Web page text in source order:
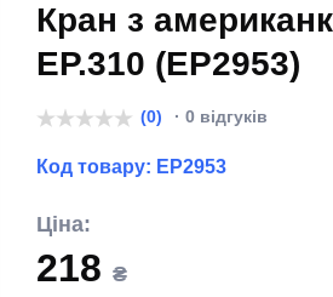
Кран з
EP.310 (EP2953)
(0) · 0 відгуків
Код товару: EP2953
Ціна:
218 ₴